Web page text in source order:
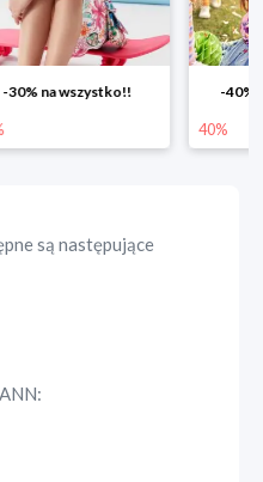
-40% na drugą
są następujące
: